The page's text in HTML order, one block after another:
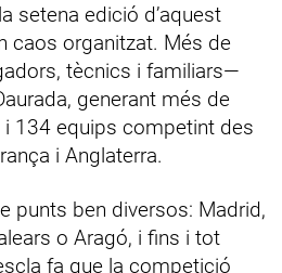
setena edició d’aquest
caos organitzat. Més de
tècnics i familiars—
generant més de
134 equips competint des
i Anglaterra.
punts ben diversos: Madrid,
o Aragó, i fins i tot
fa que la competició